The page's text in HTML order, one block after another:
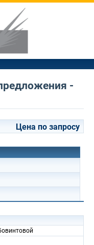
-
Цена по запросу